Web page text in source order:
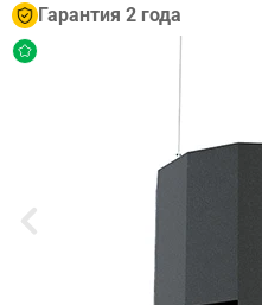
Гарантия 2 года